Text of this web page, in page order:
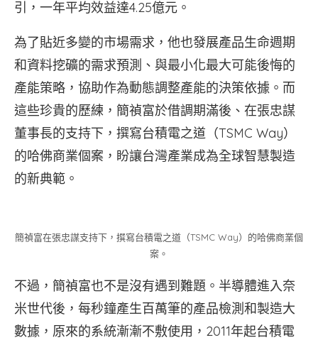
引，一年平均效益達4.25億元。
為了貼近多變的市場需求，他也發展產品生命週期
和資料挖礦的需求預測、與最小化最大可能後悔的
產能策略，協助作為動態調整產能的決策依據。而
這些珍貴的歷練，簡禎富於借調期滿後、在張忠謀
董事長的支持下，撰寫台積電之道（TSMC Way）
的哈佛商業個案，盼讓台灣產業成為全球智慧製造
的新典範。
簡禎富在張忠謀支持下，撰寫台積電之道（TSMC Way）的哈佛商業個
案。
不過，簡禎富也不是沒有遇到難題。半導體進入奈
米世代後，每秒鐘產生百萬筆的產品檢測和製造大
數據，原來的系統漸漸不敷使用，2011年起台積電